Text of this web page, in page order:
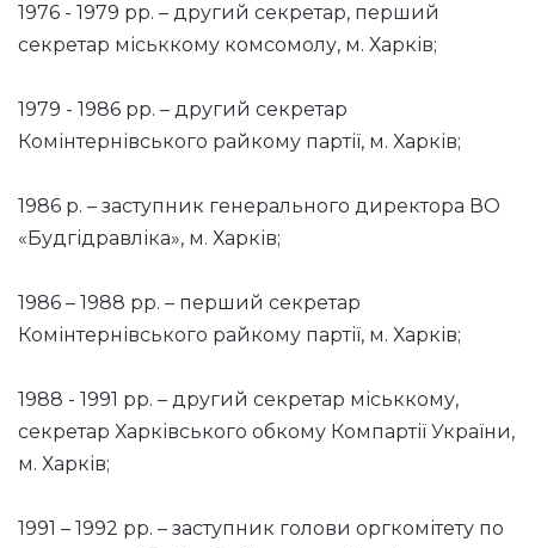
1976 - 1979 рр. – другий секретар, перший
секретар міськкому комсомолу, м. Харків;
1979 - 1986 рр. – другий секретар
Комінтернівського райкому партії, м. Харків;
1986 р. – заступник генерального директора ВО
«Будгідравліка», м. Харків;
1986 – 1988 рр. – перший секретар
Комінтернівського райкому партії, м. Харків;
1988 - 1991 рр. – другий секретар міськкому,
секретар Харківського обкому Компартії України,
м. Харків;
1991 – 1992 рр. – заступник голови оргкомітету по